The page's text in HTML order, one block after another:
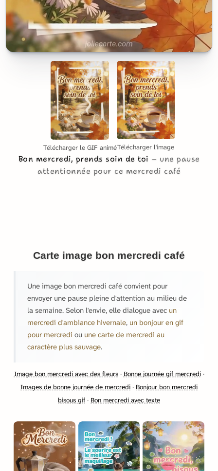
Télécharger le GIF animéTélécharger l'image
Bon mercredi, prends soin de toi
une pause
attentionnée pour ce mercredi café
Carte image bon mercredi café
Une image bon mercredi café convient pour
envoyer une pause pleine d'attention au milieu de
la semaine. Selon l'envie, elle dialogue avec un
mercredi d'ambiance hivernale, un bonjour en gif
pour mercredi ou une carte de mercredi au
caractère plus sauvage.
Image bon mercredi avec des fleurs· Bonne journée gif mercredi·
Images de bonne journée de mercredi · Bonjour bon mercredi
bisous gif · Bon mercredi avec texte